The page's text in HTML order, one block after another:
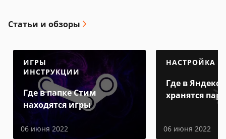
Статьи и обзоры
ИГРЫ
ИНСТРУКЦИИ
Где в папке Стим
находятся игры
06 июня 2022
НАСТРОЙКА
Где в Яндекс
хранятся
06 июня 2022